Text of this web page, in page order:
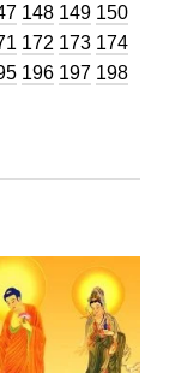
Trang
148 Trang
149 Trang
150Trang
Trang
172 Trang
173 Trang
174Trang
Trang
196 Trang
197 Trang
198Trang